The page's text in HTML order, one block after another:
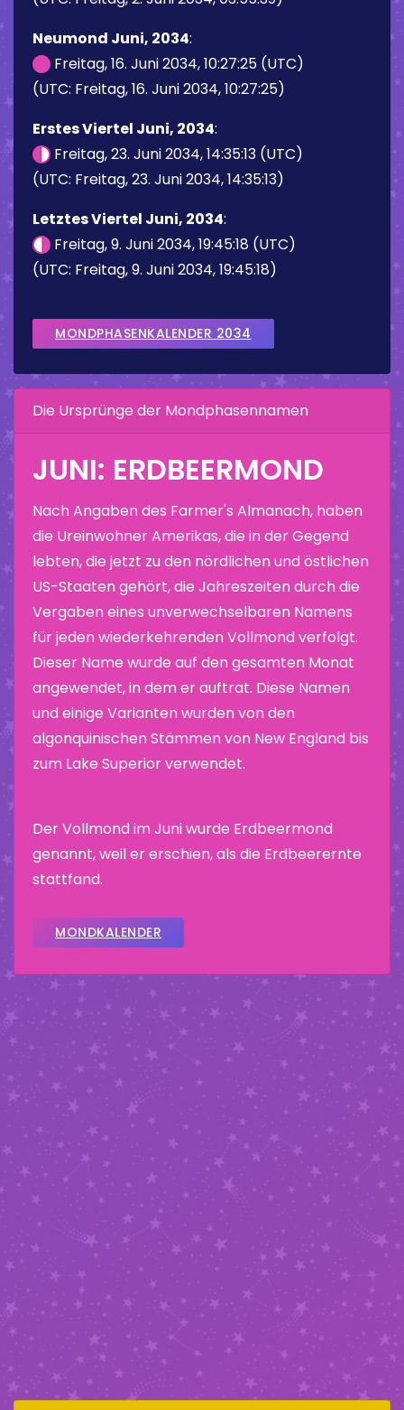
Neumond Juni, 2034:
Freitag, 16. Juni 2034, 10:27:25 (UTC)
(UTC: Freitag, 16. Juni 2034, 10:27:25)
Erstes Viertel Juni, 2034:
Freitag, 23. Juni 2034, 14:35:13 (UTC)
(UTC: Freitag, 23. Juni 2034, 14:35:13)
Letztes Viertel Juni, 2034:
Freitag, 9. Juni 2034, 19:45:18 (UTC)
(UTC: Freitag, 9. Juni 2034, 19:45:18)
MONDPHASENKALENDER 2034
Die Ursprünge der Mondphasennamen
JUNI: ERDBEERMOND
Nach Angaben des Farmer's Almanach, haben
die Ureinwohner Amerikas, die in der Gegend
lebten, die jetzt zu den nördlichen und östlichen
US-Staaten gehört, die Jahreszeiten durch die
Vergaben eines unverwechselbaren Namens
für jeden wiederkehrenden Vollmond verfolgt.
Dieser Name wurde auf den gesamten Monat
angewendet, in dem er auftrat. Diese Namen
und einige Varianten wurden von den
algonquinischen Stämmen von New England bis
zum Lake Superior verwendet.
Der Vollmond im Juni wurde Erdbeermond
genannt, weil er erschien, als die Erdbeerernte
stattfand.
MONDKALENDER